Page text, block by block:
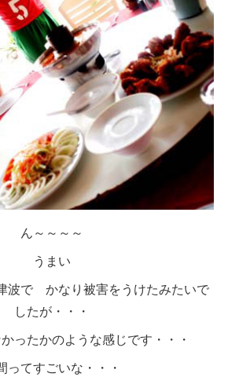
ん～～～～
うまい
波で かなり被害をうけたみたいで
したが・・・
ったかのような感じです・・・
ってすごいな・・・